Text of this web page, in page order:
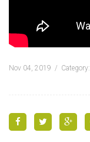
Nov 04, 2019 Category: